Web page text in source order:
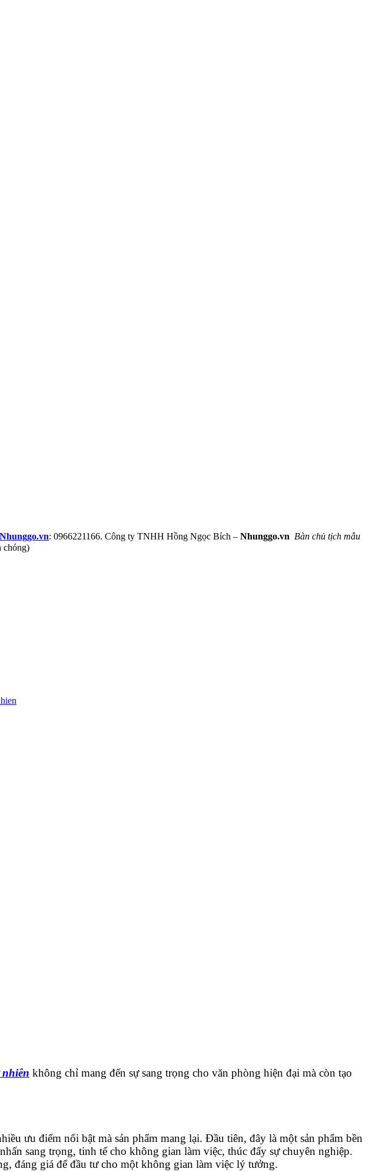
Nhunggo.vn: 0966221166. Công ty TNHH Hồng Ngọc Bích – Nhunggo.vn Bàn chủ tịch mẫu
chóng)
nhiên không chỉ mang đến sự sang trọng cho văn phòng hiện đại mà còn tạo
ưu điểm nổi bật mà sản phẩm mang lại. Đầu tiên, đây là một sản phẩm bền
sang trọng, tinh tế cho không gian làm việc, thúc đẩy sự chuyên nghiệp.
đáng giá để đầu tư cho một không gian làm việc lý tưởng.